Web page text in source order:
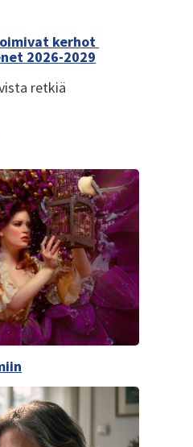
kerhot
2026-2029
retkiä